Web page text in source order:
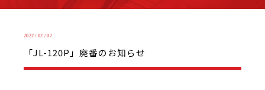
2022 / 02 / 07
「JL-120P」廃番のお知らせ